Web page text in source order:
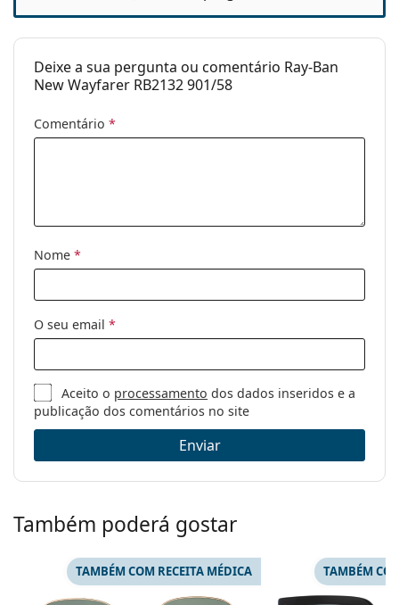
Pano de
limpeza:
Sim
Outros
Género:
Unisex
Categoria:
receita médica:
Deixe a sua pergunta ou comentário Ray-Ban
New Wayfarer RB2132 901/58
Comentário *
Nome *
O seu email *
Aceito o processamento dos dados inseridos e a
publicação dos comentários no site
Enviar
Também poderá gostar
TAMBÉM COM RECEITA MÉDICA TAMBÉM